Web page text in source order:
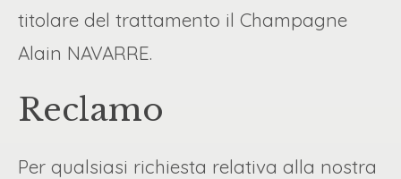
titolare del trattamento il Champagne
Alain NAVARRE.
Reclamo
Per qualsiasi richiesta relativa alla nostra